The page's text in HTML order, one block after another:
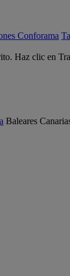
Conforama
Haz clic en
Baleares